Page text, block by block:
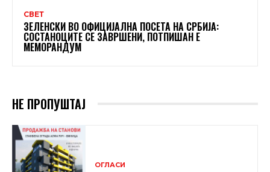
СВЕТ
ЗЕЛЕНСКИ ВО ОФИЦИЈАЛНА ПОСЕТА НА СРБИЈА:
СОСТАНОЦИТЕ СЕ ЗАВРШЕНИ, ПОТПИШАН Е
МЕМОРАНДУМ
НЕ ПРОПУШТАЈ
ОГЛАСИ